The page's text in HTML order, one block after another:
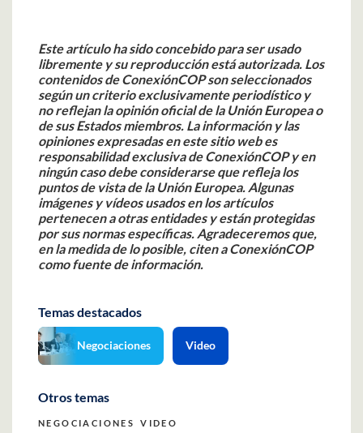
Este artículo ha sido concebido para ser usado
libremente y su reproducción está autorizada. Los
contenidos de ConexiónCOP son seleccionados
según un criterio exclusivamente periodístico y
no reflejan la opinión oficial de la Unión Europea o
de sus Estados miembros. La información y las
opiniones expresadas en este sitio web es
responsabilidad exclusiva de ConexiónCOP y en
ningún caso debe considerarse que refleja los
puntos de vista de la Unión Europea. Algunas
imágenes y vídeos usados en los artículos
pertenecen a otras entidades y están protegidas
por sus normas específicas. Agradeceremos que,
en la medida de lo posible, citen a ConexiónCOP
como fuente de información.
Temas destacados
Negociaciones Video
Otros temas
NEGOCIACIONES VIDEO